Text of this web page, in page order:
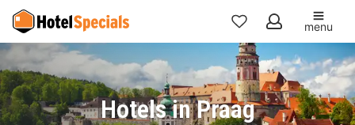
Mijn
favorieten
menu
Hotels in Praag